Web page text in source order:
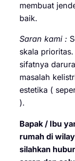
membuat
baik.
Saran kami :
skala
sifatnya
masalah
estetika (
).
Bapak / Ibu
rumah di
silahkan